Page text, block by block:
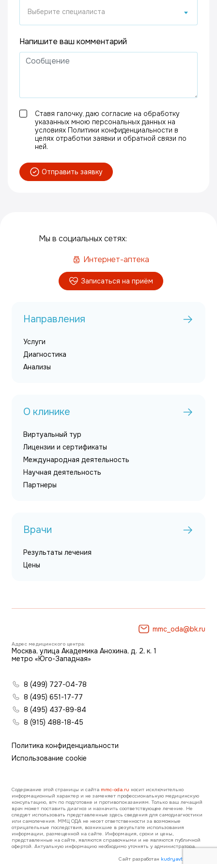
Выберите специалиста
Напишите ваш комментарий
Ставя галочку, даю согласие на обработку
указанных мною персональных данных на
условиях Политики конфиденциальности в
целях отработки заявки и обратной связи по
ней.
Отправить заявку
Мы в социальных сетях:
Интернет-аптека
Записаться на приём
Направления
Услуги
Диагностика
Анализы
О клинике
Виртуальный тур
Лицензии и сертификаты
Международная деятельность
Научная деятельность
Партнеры
Врачи
Результаты лечения
Цены
Адрес медицинского центра:
Москва, улица Академика Анохина, д. 2, к. 1
метро «Юго-Западная»
8 (499) 727-04-78
8 (495) 651-17-77
8 (495) 437-89-84
8 (915) 488-18-45
Политика конфиденциальности
Использование cookie
mmc_oda@bk.ru
Содержание этой страницы и сайта mmc-oda.ru носит исключительно
информационный характер и не заменяет профессиональную медицинскую
консультацию, втч по подготовке и противопоказаниям. Только ваш лечащий
врач может поставить диагноз и назначить соответствующее лечение. Не
следует использовать представленные здесь сведения для самодиагностики
или самолечения. ММЦ ОДА не несет ответственности за возможные
отрицательные последствия, возникшие в результате использования
информации, размещенной на сайте. Информация, сроки и цены,
представленные на сайте, являются справочными и не являются публичной
офертой. Актуальную информацию необходимо уточнять у администратора.
Сайт разработан kudryavtsev.direct